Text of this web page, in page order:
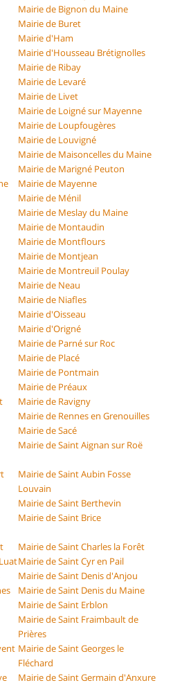
Mairie de Bignon du Maine
Mairie de Buret
Mairie d'Ham
Mairie d'Housseau Brétignolles
Mairie de Ribay
Mairie de Levaré
Mairie de Livet
Mairie de Loigné sur Mayenne
Mairie de Loupfougères
Mairie de Louvigné
Mairie de Maisoncelles du Maine
Mairie de Marigné Peuton
Mairie de Mayenne
Mairie de Ménil
Mairie de Meslay du Maine
Mairie de Montaudin
Mairie de Montflours
Mairie de Montjean
Mairie de Montreuil Poulay
Mairie de Neau
Mairie de Niafles
Mairie d'Oisseau
Mairie d'Origné
Mairie de Parné sur Roc
Mairie de Placé
Mairie de Pontmain
Mairie de Préaux
Mairie de Ravigny
Mairie de Rennes en Grenouilles
Mairie de Sacé
Mairie de Saint Aignan sur Roë
Mairie de Saint Aubin Fosse
Louvain
Mairie de Saint Berthevin
Mairie de Saint Brice
Mairie de Saint Charles la Forêt
Mairie de Saint Cyr en Pail
Mairie de Saint Denis d'Anjou
Mairie de Saint Denis du Maine
Mairie de Saint Erblon
Mairie de Saint Fraimbault de
Prières
Mairie de Saint Georges le
Fléchard
Mairie de Saint Germain d'Anxure